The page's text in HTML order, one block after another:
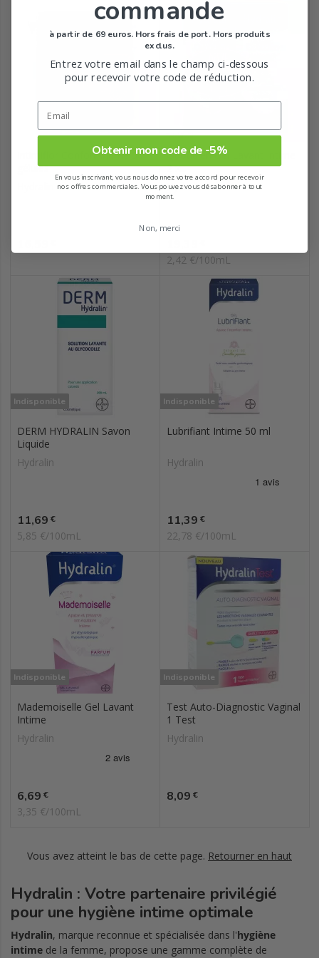
Intimiflor Confort Intime 30
gélules
Quotidien Gel Lavant Intime
2 x...
Hydralin
2,42 €/100mL
Indisponible
DERM HYDRALIN Savon
Liquide
Hydralin
Prix
11,69 €
5,85 €/100mL
Indisponible
Lubrifiant Intime 50 ml
Hydralin
Prix
11,39 €
22,78 €/100mL
Indisponible
Mademoiselle Gel Lavant
Intime
Hydralin
Prix
6,69 €
3,35 €/100mL
Indisponible
Test Auto-Diagnostic Vaginal
1 Test
Hydralin
Prix
8,09 €
Vous avez atteint le bas de cette page. Retourner en haut
Hydralin : Votre partenaire privilégié
pour une hygiène intime optimale
Hydralin, marque reconnue et spécialisée dans l'hygiène
intime de la femme, propose une gamme complète de
commande
à partir de 69 euros. Hors frais de port. Hors produits
exclus.
Entrez votre email dans le champ ci-dessous
pour recevoir votre code de réduction.
Obtenir mon code de -5%
En vous inscrivant, vous nous donnez votre accord pour recevoir
nos offres commerciales. Vous pouvez vous désabonner à tout
moment.
Non, merci